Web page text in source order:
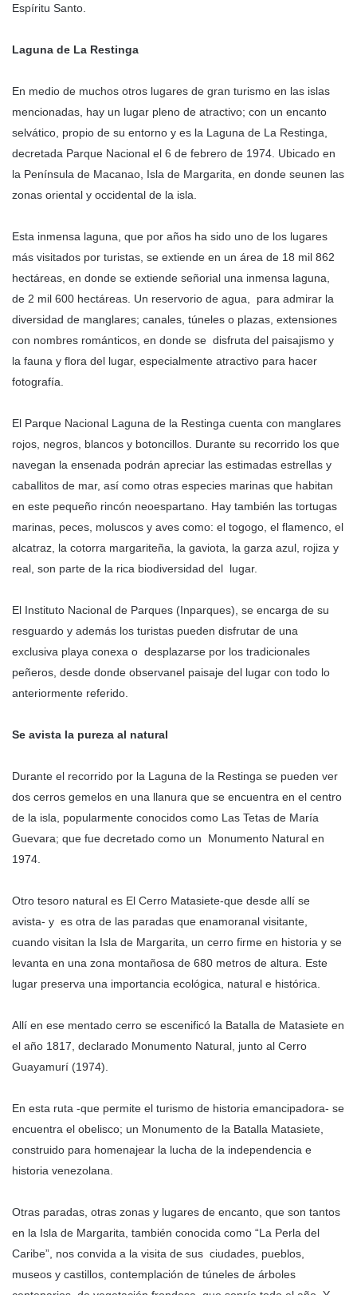
Espíritu Santo.
Laguna de La Restinga
En medio de muchos otros lugares de gran turismo en las islas
mencionadas, hay un lugar pleno de atractivo; con un encanto
selvático, propio de su entorno y es la Laguna de La Restinga,
decretada Parque Nacional el 6 de febrero de 1974. Ubicado en
la Península de Macanao, Isla de Margarita, en donde seunen las
zonas oriental y occidental de la isla.
Esta inmensa laguna, que por años ha sido uno de los lugares
más visitados por turistas, se extiende en un área de 18 mil 862
hectáreas, en donde se extiende señorial una inmensa laguna,
de 2 mil 600 hectáreas. Un reservorio de agua, para admirar la
diversidad de manglares; canales, túneles o plazas, extensiones
con nombres románticos, en donde se disfruta del paisajismo y
la fauna y flora del lugar, especialmente atractivo para hacer
fotografía.
El Parque Nacional Laguna de la Restinga cuenta con manglares
rojos, negros, blancos y botoncillos. Durante su recorrido los que
navegan la ensenada podrán apreciar las estimadas estrellas y
caballitos de mar, así como otras especies marinas que habitan
en este pequeño rincón neoespartano. Hay también las tortugas
marinas, peces, moluscos y aves como: el togogo, el flamenco, el
alcatraz, la cotorra margariteña, la gaviota, la garza azul, rojiza y
real, son parte de la rica biodiversidad del lugar.
El Instituto Nacional de Parques (Inparques), se encarga de su
resguardo y además los turistas pueden disfrutar de una
exclusiva playa conexa o desplazarse por los tradicionales
peñeros, desde donde observanel paisaje del lugar con todo lo
anteriormente referido.
Se avista la pureza al natural
Durante el recorrido por la Laguna de la Restinga se pueden ver
dos cerros gemelos en una llanura que se encuentra en el centro
de la isla, popularmente conocidos como Las Tetas de María
Guevara; que fue decretado como un Monumento Natural en
1974.
Otro tesoro natural es El Cerro Matasiete-que desde allí se
avista- y es otra de las paradas que enamoranal visitante,
cuando visitan la Isla de Margarita, un cerro firme en historia y se
levanta en una zona montañosa de 680 metros de altura. Este
lugar preserva una importancia ecológica, natural e histórica.
Allí en ese mentado cerro se escenificó la Batalla de Matasiete en
el año 1817, declarado Monumento Natural, junto al Cerro
Guayamurí (1974).
En esta ruta -que permite el turismo de historia emancipadora- se
encuentra el obelisco; un Monumento de la Batalla Matasiete,
construido para homenajear la lucha de la independencia e
historia venezolana.
Otras paradas, otras zonas y lugares de encanto, que son tantos
en la Isla de Margarita, también conocida como “La Perla del
Caribe”, nos convida a la visita de sus ciudades, pueblos,
museos y castillos, contemplación de túneles de árboles